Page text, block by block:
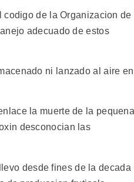
codigo de la Organizacion de
adecuado de estos
ni lanzado al aire en
la muerte de la
desconocian las
desde fines de la decada